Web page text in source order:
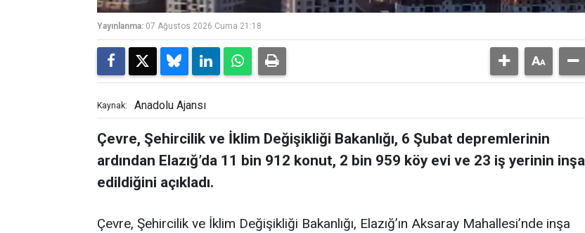
Yayınlanma: 07 Ağustos 2026 Cuma 21:18
Kaynak: Anadolu Ajansı
Çevre, Şehircilik ve İklim Değişikliği Bakanlığı, 6 Şubat depremlerinin
ardından Elazığ’da 11 bin 912 konut, 2 bin 959 köy evi ve 23 iş yerinin inşa
edildiğini açıkladı.
Çevre, Şehircilik ve İklim Değişikliği Bakanlığı, Elazığ’ın Aksaray Mahallesi’nde inşa